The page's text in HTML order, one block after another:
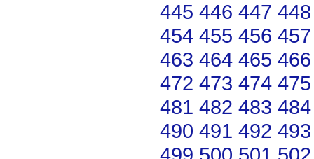
445 446 447 448
454 455 456 457
463 464 465 466
472 473 474 475
481 482 483 484
490 491 492 493